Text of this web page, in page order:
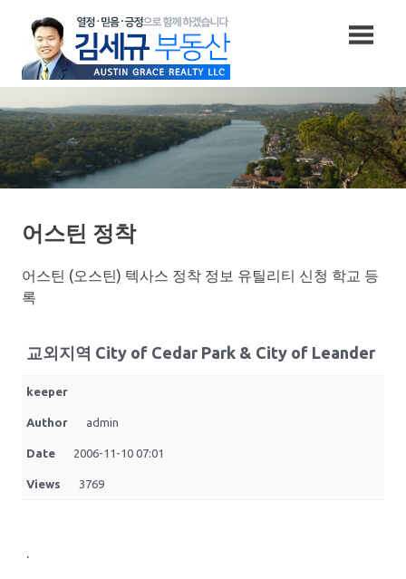
content
어스틴 정착
어스틴 (오스틴) 텍사스 정착 정보 유틸리티 신청 학교 등
록
교외지역 City of Cedar Park & City of Leander
keeper
Author admin
Date 2006-11-10 07:01
Views 3769
.